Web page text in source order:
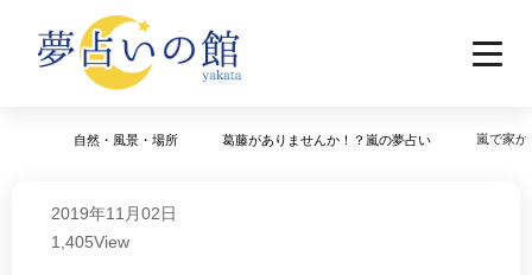
自然・風景・場所 葛藤がありませんか！？嵐の夢占い 嵐で家
2019年11月02日
1,405View